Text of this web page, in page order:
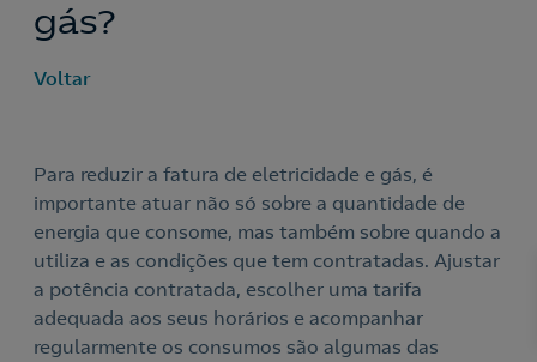
gás?
Voltar
Para reduzir a fatura de eletricidade e gás, é
importante atuar não só sobre a quantidade de
energia que consome, mas também sobre quando a
utiliza e as condições que tem contratadas. Ajustar
a potência contratada, escolher uma tarifa
adequada aos seus horários e acompanhar
regularmente os consumos são algumas das